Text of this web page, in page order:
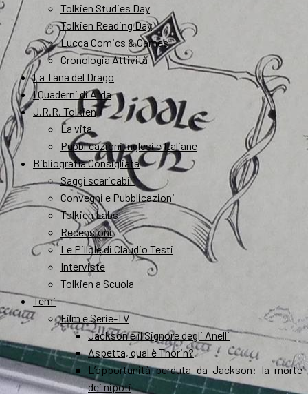
Tolkien Studies Day
Tolkien Reading Day
Lucca Comics & Games
Cronologia Attività
La Tana del Drago
I Quaderni di Arda
J.R.R. Tolkien
La vita
Pubblicazioni Inglesi e Italiane
Bibliografia Consigliata
Saggi scaricabili
Convegni e Pubblicazioni
Tolkien Labs
Recensioni
Le Pillole di Claudio Testi
Interviste
Tolkien a Scuola
Temi
Film e Serie-TV
Jackson e il Signore degli Anelli
Aspetta, qual è Thorin?
L’opportunità perduta da Jackson: la morte
dei nipoti